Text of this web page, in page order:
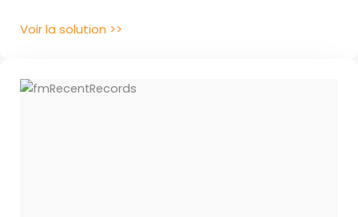
Voir la solution >>